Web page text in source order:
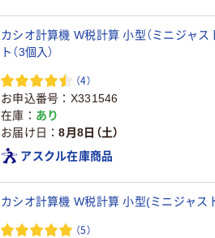
カシオ計算機 W税計算 小型（ミニジャ
ト（3個入）
（4）
お申込番号
X331546
在庫
あり
お届け日
8月8日（土）
アスクル在庫商品
カシオ計算機 W税計算 小型(ミニジャ
（5）